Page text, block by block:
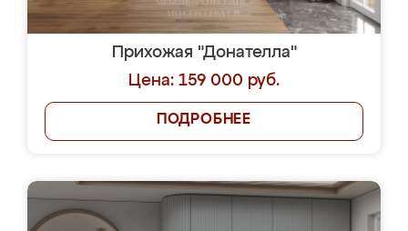
Прихожая "Донателла"
Цена: 159 000 руб.
ПОДРОБНЕЕ